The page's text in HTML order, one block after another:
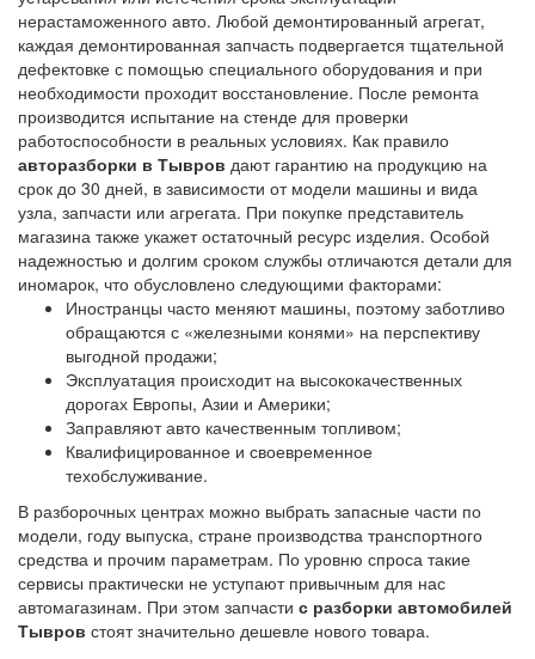
нерастаможенного авто. Любой демонтированный агрегат,
каждая демонтированная запчасть подвергается тщательной
дефектовке с помощью специального оборудования и при
необходимости проходит восстановление. После ремонта
производится испытание на стенде для проверки
работоспособности в реальных условиях. Как правило
авторазборки в Тывров дают гарантию на продукцию на
срок до 30 дней, в зависимости от модели машины и вида
узла, запчасти или агрегата. При покупке представитель
магазина также укажет остаточный ресурс изделия. Особой
надежностью и долгим сроком службы отличаются детали для
иномарок, что обусловлено следующими факторами:
Иностранцы часто меняют машины, поэтому заботливо
обращаются с «железными конями» на перспективу
выгодной продажи;
Эксплуатация происходит на высококачественных
дорогах Европы, Азии и Америки;
Заправляют авто качественным топливом;
Квалифицированное и своевременное
техобслуживание.
В разборочных центрах можно выбрать запасные части по
модели, году выпуска, стране производства транспортного
средства и прочим параметрам. По уровню спроса такие
сервисы практически не уступают привычным для нас
автомагазинам. При этом запчасти с разборки автомобилей
Тывров стоят значительно дешевле нового товара.